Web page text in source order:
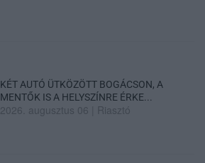
KÉT AUTÓ ÜTKÖZÖTT BOGÁCSON, A
MENTŐK IS A HELYSZÍNRE ÉRKE...
2026. augusztus 06 Riasztó